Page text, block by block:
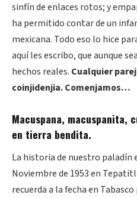
sinfín de enlaces rotos; y
ha permitido contar de un
mexicana. Todo eso lo hice
aquí les escribo, que aunque
hechos reales. Cualquier
coinjidenjia. Comenjamos…
Macuspana, macuspanita,
en tierra bendita.
La historia de nuestro paladín
Noviembre de 1953 en
recuerda a la fecha en